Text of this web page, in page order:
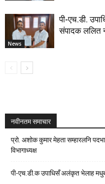
News
पी-एच.डी.
संपादक ललित
नवीनतम समाचार
प्रो. अशोक कुमार मेहता सम्हारलनि
विभागाध्यक्ष
पी-एच.डी.क उपाधिसँ अलंकृत भेलाह